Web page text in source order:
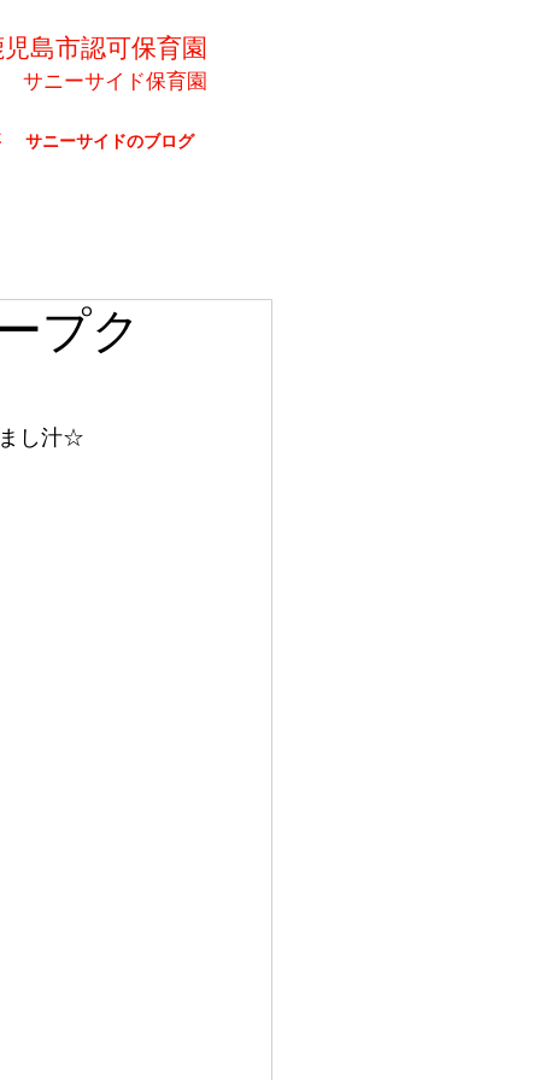
島市認可保育園
サニーサイド保育園
サニーサイドのブログ
プク
し汁☆